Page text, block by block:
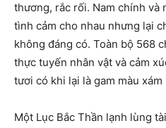
thương, rắc rối. Nam chính và
tình cảm cho nhau nhưng lại
không đáng có. Toàn bộ 568
thực tuyến nhân vật và cảm
tươi có khi lại là gam màu
Một Lục Bắc Thần lạnh lùng